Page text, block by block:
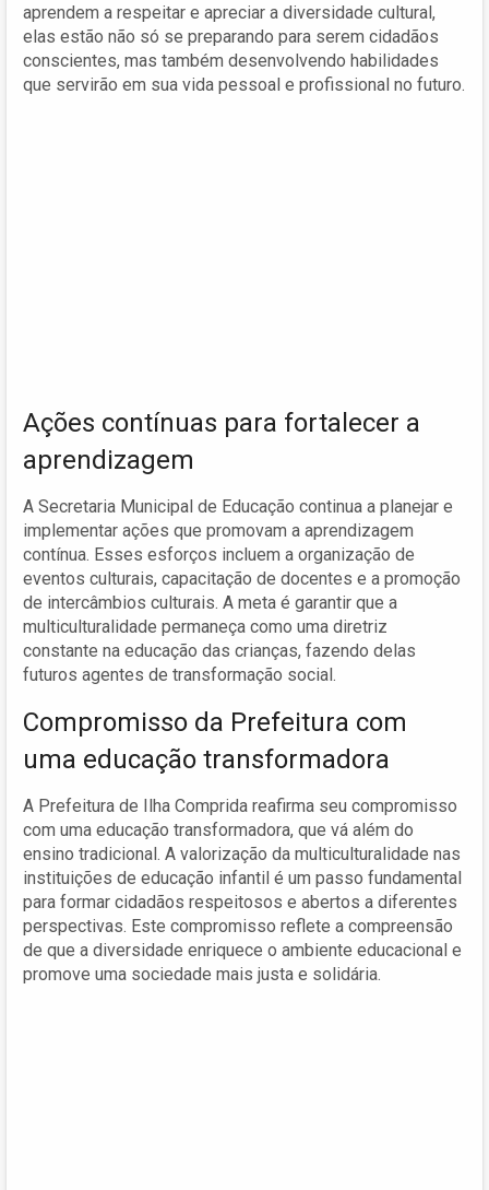
aprendem a respeitar e apreciar a diversidade cultural,
elas estão não só se preparando para serem cidadãos
conscientes, mas também desenvolvendo habilidades
que servirão em sua vida pessoal e profissional no futuro.
Ações contínuas para fortalecer a
aprendizagem
A Secretaria Municipal de Educação continua a planejar e
implementar ações que promovam a aprendizagem
contínua. Esses esforços incluem a organização de
eventos culturais, capacitação de docentes e a promoção
de intercâmbios culturais. A meta é garantir que a
multiculturalidade permaneça como uma diretriz
constante na educação das crianças, fazendo delas
futuros agentes de transformação social.
Compromisso da Prefeitura com
uma educação transformadora
A Prefeitura de Ilha Comprida reafirma seu compromisso
com uma educação transformadora, que vá além do
ensino tradicional. A valorização da multiculturalidade nas
instituições de educação infantil é um passo fundamental
para formar cidadãos respeitosos e abertos a diferentes
perspectivas. Este compromisso reflete a compreensão
de que a diversidade enriquece o ambiente educacional e
promove uma sociedade mais justa e solidária.